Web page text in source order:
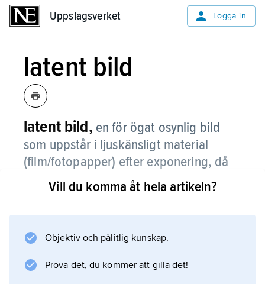
Uppslagsverket Logga in
latent bild
latent bild, en för ögat osynlig bild
som uppstår i ljuskänsligt material
(film/fotopapper) efter exponering, då
en omvandlingsprocess startar i
silverbromidkristallerna, vilket innebär
Framkallningen synliggör sedan bilden.
Vill du komma åt hela artikeln?
Objektiv och pålitlig kunskap.
Prova det, du kommer att gilla det!